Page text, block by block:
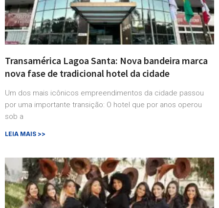
Transamérica Lagoa Santa: Nova bandeira marca
nova fase de tradicional hotel da cidade
Um dos mais icônicos empreendimentos da cidade passou
por uma importante transição: O hotel que por anos operou
sob a
LEIA MAIS >>